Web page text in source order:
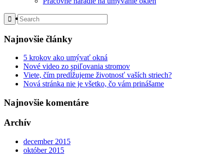
Menu
Najnovšie články
5 krokov ako umývať okná
Nové video zo spiľovania stromov
Viete, čím predĺžujeme životnosť vaších striech?
Nová stránka nie je všetko, čo vám prinášame
Najnovšie komentáre
Archív
december 2015
október 2015